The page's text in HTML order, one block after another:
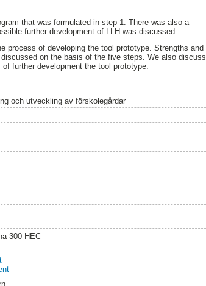
that was formulated in step 1. There was also a
further development of LLH was discussed.
process of developing the tool prototype. Strengths and
on the basis of the five steps. We also discuss
further development the tool prototype.
och utveckling av förskolegårdar
300 HEC